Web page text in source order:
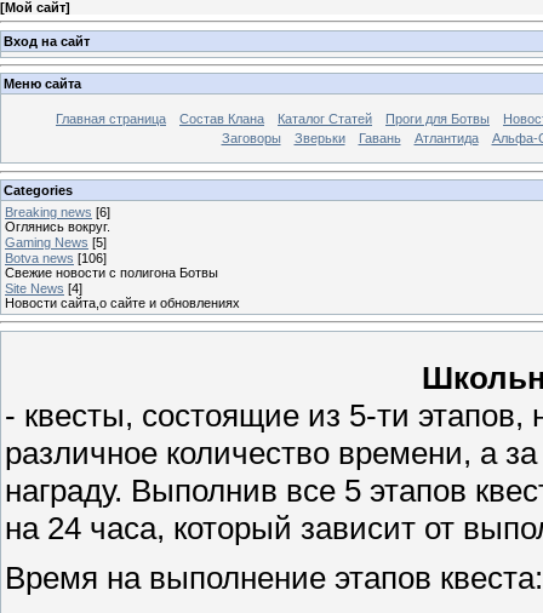
[Мой сайт]
Вход на сайт
Меню сайта
Главная страница Состав Клана Каталог Статей Проги для Ботвы
Заговоры
Зверьки Гавань Атлантида Альфа-
Categories
Breaking news [6]
Оглянись вокруг.
Gaming News [5]
Botva news [106]
Свежие новости с полигона Ботвы
Site News [4]
Новости сайта,о сайте и обновлениях
- квесты, состоящие из 5-ти этапов,
различное количество времени, а
награду. Выполнив все 5 этапов
на 24 часа, который зависит от
Время на выполнение этапов квеста: